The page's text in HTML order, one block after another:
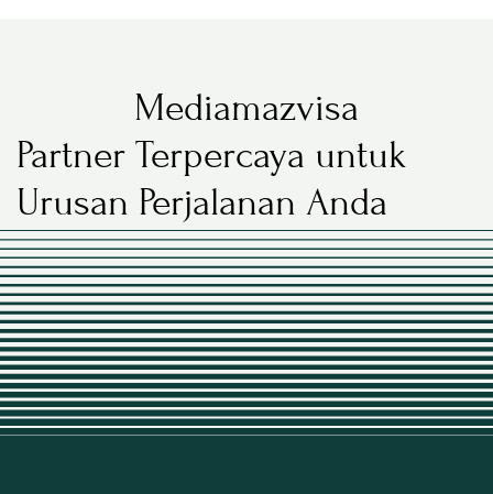
Mediamazvisa
Partner Terpercaya untuk
Urusan Perjalanan Anda